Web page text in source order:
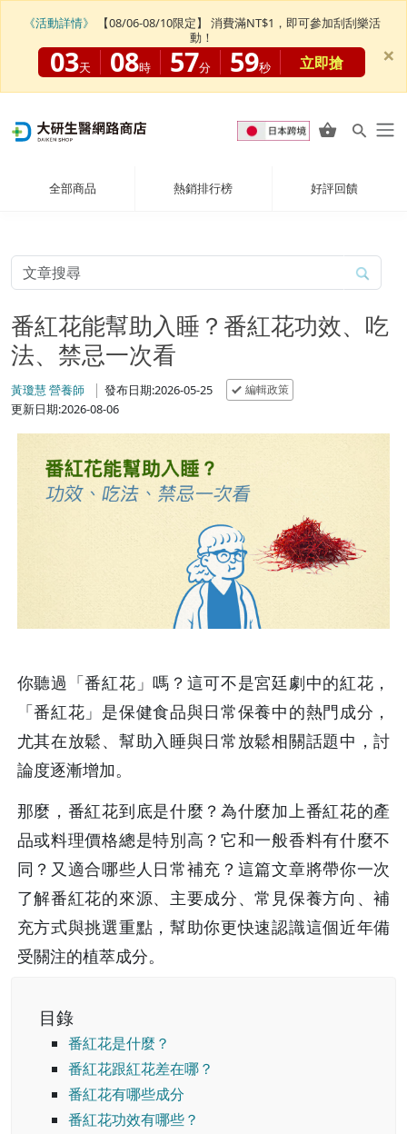
全部商品 熱銷排行榜 好評回饋
番紅花能幫助入睡？番紅花功效、吃
法、禁忌一次看
黃瓊慧 營養師 發布日期:2026-05-25 編輯政策
更新日期:2026-08-06
你聽過「番紅花」嗎？這可不是宮廷劇中的紅花，
「番紅花」是保健食品與日常保養中的熱門成分，
尤其在放鬆、幫助入睡與日常放鬆相關話題中，討
論度逐漸增加。
那麼，番紅花到底是什麼？為什麼加上番紅花的產
品或料理價格總是特別高？它和一般香料有什麼不
同？又適合哪些人日常補充？這篇文章將帶你一次
了解番紅花的來源、主要成分、常見保養方向、補
充方式與挑選重點，幫助你更快速認識這個近年備
受關注的植萃成分。
目錄
番紅花是什麼？
番紅花跟紅花差在哪？
番紅花有哪些成分
番紅花功效有哪些？
《活動詳情》
【08/06-08/10限定】 消費滿NT$1，即可參加刮刮樂活
動！
03天 08時 57分 58秒 立即搶 ×